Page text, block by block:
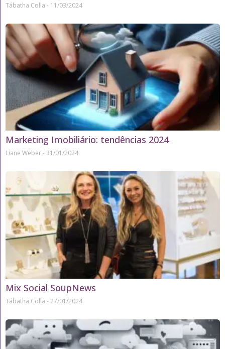
Tábatha Colla 11/03/2024
Marketing Imobiliário: tendências 2024
Liane Weber 31/01/2024
Mix Social SoupNews
Tábatha Colla 27/01/2024